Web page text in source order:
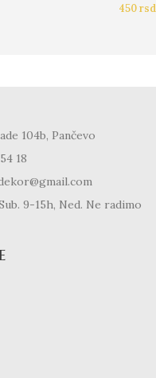
450rsd
104b, Pančevo
18
9-15h, Ned. Ne radimo